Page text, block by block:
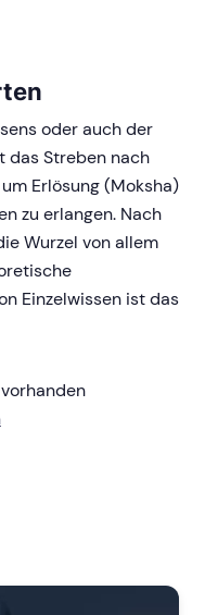
oder auch der
das Streben nach
Erlösung (Moksha)
zu erlangen. Nach
Wurzel von allem
Einzelwissen ist das